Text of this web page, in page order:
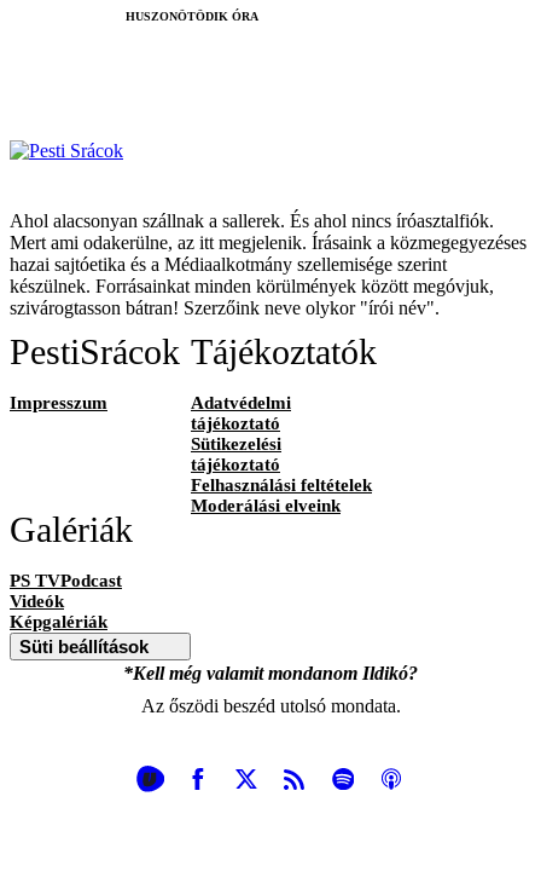
HUSZONÖTÖDIK ÓRA
Ahol alacsonyan szállnak a sallerek. És ahol nincs íróasztalfiók.
Mert ami odakerülne, az itt megjelenik. Írásaink a közmegegyezéses
hazai sajtóetika és a Médiaalkotmány szellemisége szerint
készülnek. Forrásainkat minden körülmények között megóvjuk,
szivárogtasson bátran! Szerzőink neve olykor "írói név".
PestiSrácok
Impresszum
Tájékoztatók
Adatvédelmi
tájékoztató
Sütikezelési
tájékoztató
Felhasználási feltételek
Moderálási elveink
Galériák
PS TVPodcast
Videók
Képgalériák
Süti beállítások
*Kell még valamit mondanom Ildikó?
Az őszödi beszéd utolsó mondata.